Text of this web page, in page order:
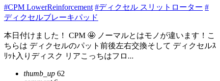
#CPM LowerReinforcement #ディクセル スリットローター #
ディクセルブレーキパッド
本日付けました！ CPM 🤩 ノーマルとはモノが違います！こ
ちらは ディクセルのパット前後左右交換そして ディクセルｽ
ﾘｯﾄ入りディスク リアこっちはフロ...
thumb_up 62